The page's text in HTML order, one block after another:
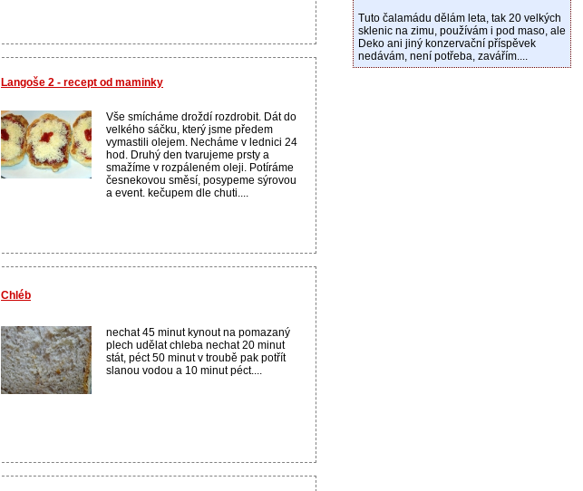
Langoše 2 - recept od maminky
Vše smícháme droždí rozdrobit. Dát do
velkého sáčku, který jsme předem
vymastili olejem. Necháme v lednici 24
hod. Druhý den tvarujeme prsty a
smažíme v rozpáleném oleji. Potíráme
česnekovou směsí, posypeme sýrovou
a event. kečupem dle chuti....
Chléb
nechat 45 minut kynout na pomazaný
plech udělat chleba nechat 20 minut
stát, péct 50 minut v troubě pak potřít
slanou vodou a 10 minut péct....
Tuto čalamádu dělám leta, tak 20 velkých
sklenic na zimu, používám i pod maso, ale
Deko ani jiný konzervační příspěvek
nedávám, není potřeba, zavářím....